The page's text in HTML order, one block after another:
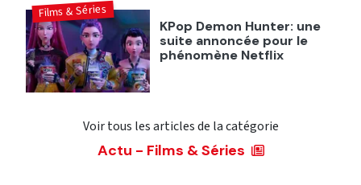
KPop Demon Hunter: une
suite annoncée pour le
phénomène Netflix
Films & Séries
Voir tous les articles de la catégorie
Actu - Films & Séries